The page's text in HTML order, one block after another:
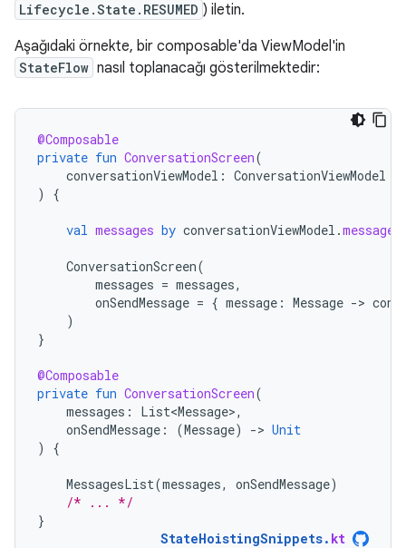
Lifecycle.State.RESUMED ) iletin.
Aşağıdaki örnekte, bir composable'da ViewModel'in
StateFlow nasıl toplanacağı gösterilmektedir:
@Composable
private fun ConversationScreen(
conversationViewModel : ConversationViewModel
)
{
val messages by conversationViewModel .messages
ConversationScreen(
messages = messages,
onSendMessage = { message : Message ->
)
}
@Composable
private fun ConversationScreen(
messages : List<Message>,
onSendMessage : (Message) -> Unit
)
{
MessagesList(messages, onSendMessage)
/* ... */
}
StateHoistingSnippets. kt